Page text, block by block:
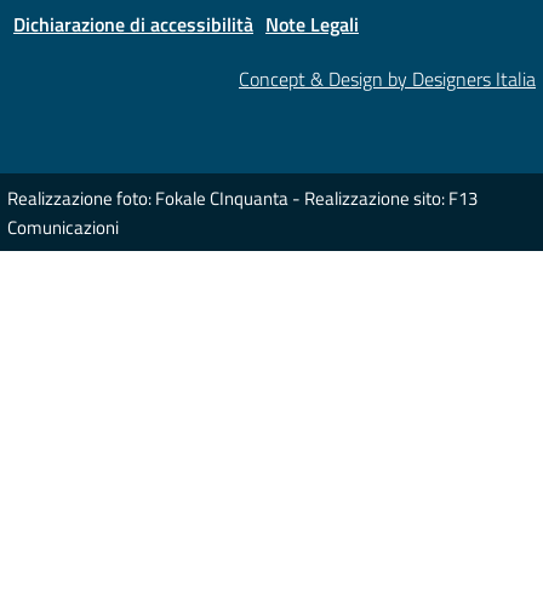
Dichiarazione di accessibilità Note Legali
Concept & Design by Designers Italia
Realizzazione foto: Fokale CInquanta - Realizzazione sito: F13
Comunicazioni